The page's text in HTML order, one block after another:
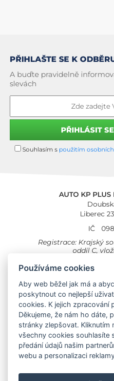
PŘIHLAŠTE SE K
A buďte pravidelně
slevách
Souhlasím s použitím
AUTO KP PLUS
Liberec
IČ
Registrace: Krajský
oddíl C,
Cookies Všeobecné
Liberec,
Provozovna
Liberec
Auto KP Plus:
Používáme cookies
Aby web běžel jak má a
poskytnout co nejlepší
cookies. K jejich zpracování
Děkujeme, že nám ho dáte,
stránky zlepšovat. Kliknutím
všechny cookies souhlasíte
předání údajů našim
webu a personalizaci